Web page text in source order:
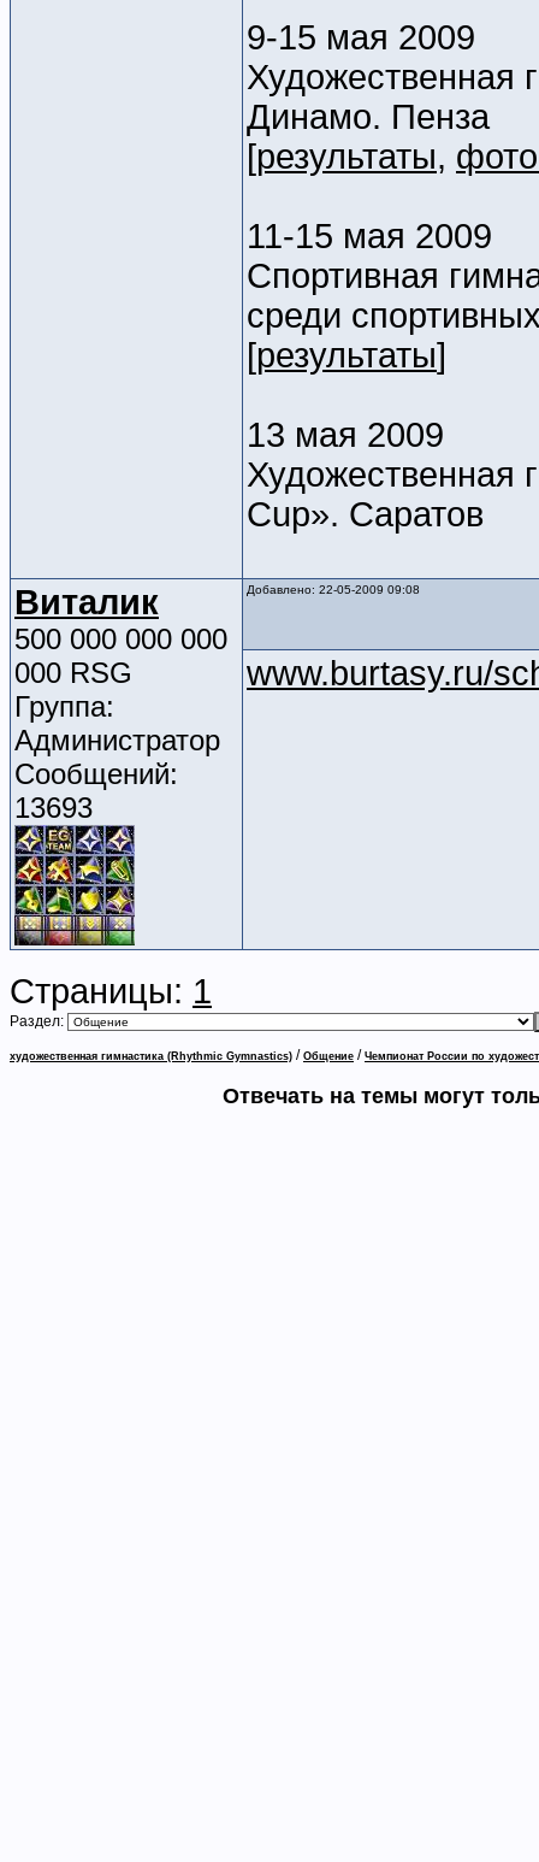
9-15 мая 2009
Динамо. Пенза
[результаты,
11-15 мая 2009
Спортивная
среди
[результаты]
13 мая 2009
Художественная
Cup». Саратов
Виталик
500 000 000 000
000 RSG
Группа:
Администратор
Сообщений:
13693
Добавлено: 22-05-2009 09:08
www.burtasy.ru/
Страницы: 1
Раздел:
художественная гимнастика (Rhythmic Gymnastics) / Общение / Чемпионат России по
Отвечать на темы могут